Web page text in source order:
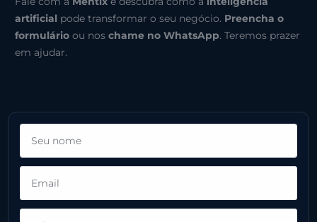
artificial pode transformar o seu negócio. Preencha o
formulário ou noschame no WhatsApp. Teremos prazer
em ajudar.